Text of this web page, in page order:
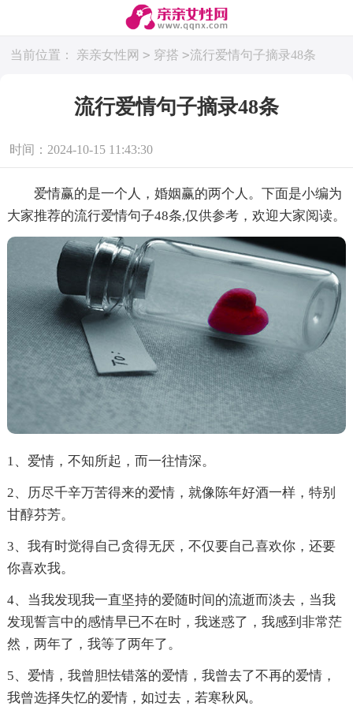
当前位置： 亲亲女性网 > 穿搭 >流行爱情句子摘录48条
流行爱情句子摘录48条
时间：2024-10-15 11:43:30
爱情赢的是一个人，婚姻赢的两个人。下面是小编为
大家推荐的流行爱情句子48条,仅供参考，欢迎大家阅读。
1、爱情，不知所起，而一往情深。
2、历尽千辛万苦得来的爱情，就像陈年好酒一样，特别
甘醇芬芳。
3、我有时觉得自己贪得无厌，不仅要自己喜欢你，还要
你喜欢我。
4、当我发现我一直坚持的爱随时间的流逝而淡去，当我
发现誓言中的感情早已不在时，我迷惑了，我感到非常茫
然，两年了，我等了两年了。
5、爱情，我曾胆怯错落的爱情，我曾去了不再的爱情，
我曾选择失忆的爱情，如过去，若寒秋风。